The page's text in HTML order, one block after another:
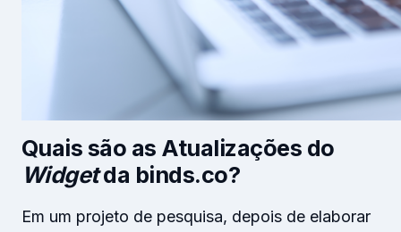
Quais são as Atualizações do
Widgetda binds.co?
Em um projeto de pesquisa, depois de elaborar